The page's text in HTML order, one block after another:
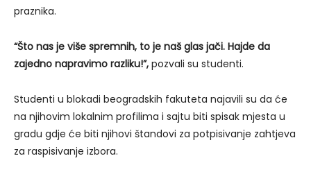
praznika.
“Što nas je više spremnih, to je naš glas jači. Hajde da
zajedno napravimo razliku!”, pozvali su studenti.
Studenti u blokadi beogradskih fakuteta najavili su da će
na njihovim lokalnim profilima i sajtu biti spisak mjesta u
gradu gdje će biti njihovi štandovi za potpisivanje zahtjeva
za raspisivanje izbora.